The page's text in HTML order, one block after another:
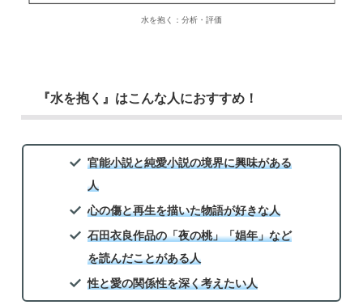
水を抱く：分析・評価
『水を抱く』はこんな人におすすめ！
官能小説と純愛小説の境界に興味がある
人
心の傷と再生を描いた物語が好きな人
石田衣良作品の「夜の桃」「娼年」など
を読んだことがある人
性と愛の関係性を深く考えたい人